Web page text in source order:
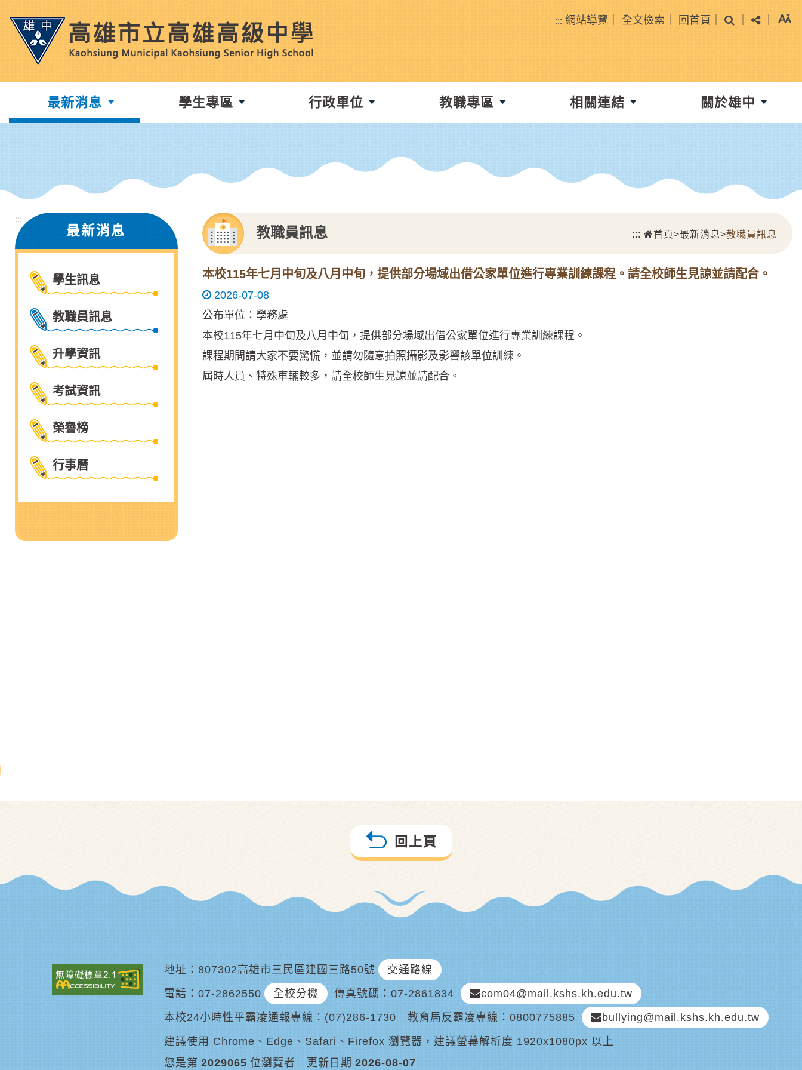
塊
::: 網站導覽 全文檢索 回首頁 搜尋 分享
最新消息 學生專區 行政單位 教職專區 相關連結 關於雄中
:::
最新消息
學生訊息
教職員訊息
升學資訊
考試資訊
榮譽榜
行事曆
教職員訊息 ::: 首頁>最新消息>教職員訊息
本校115年七月中旬及八月中旬，提供部分場域出借公家單位進行專業訓練課程。請全校師生見諒並請配合。
2026-07-08
公布單位：學務處
本校115年七月中旬及八月中旬，提供部分場域出借公家單位進行專業訓練課程。
課程期間請大家不要驚慌，並請勿隨意拍照攝影及影響該單位訓練。
屆時人員、特殊車輛較多，請全校師生見諒並請配合。
回上頁
地址 807302高雄市三民區建國三路50號
交通路線
電話
07-2862550 全校分機 傳真號碼 07-2861834
com04@mail.kshs.kh.edu.tw
本校24小時性平霸凌通報專線
(07)286-1730 教育局反霸凌專線 0800775885
bullying@mail.kshs.kh.edu.tw
建議使用 Chrome、Edge、Safari、Firefox 瀏覽器，建議螢幕解析度 1920x1080px 以上
您是第 2029065 位瀏覽者 更新日期 2026-08-07